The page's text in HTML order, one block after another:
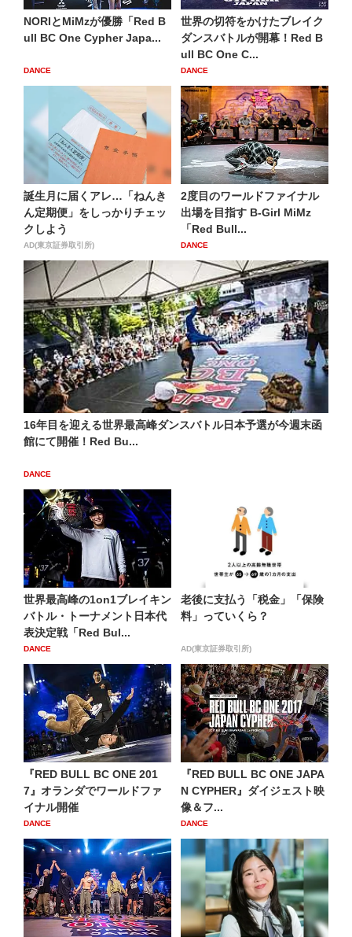
NORIとMiMzが優勝「Red B
ull BC One Cypher Japa...
DANCE
世界の切符をかけたブレイク
ダンスバトルが開幕！Red B
ull BC One C...
DANCE
誕生月に届くアレ…「ねんき
ん定期便」をしっかりチェッ
クしよう
AD(東京証券取引所)
2度目のワールドファイナル
出場を目指す B-Girl MiMz
「Red Bull...
DANCE
16年目を迎える世界最高峰ダンスバトル日本予選が今週末函
館にて開催！Red Bu...
DANCE
世界最高峰の1on1ブレイキン
バトル・トーナメント日本代
表決定戦「Red Bul...
DANCE
老後に支払う「税金」「保険
料」っていくら？
AD(東京証券取引所)
『RED BULL BC ONE 201
7』オランダでワールドファ
イナル開催
DANCE
『RED BULL BC ONE JAPA
N CYPHER』ダイジェスト映
像＆フ...
DANCE